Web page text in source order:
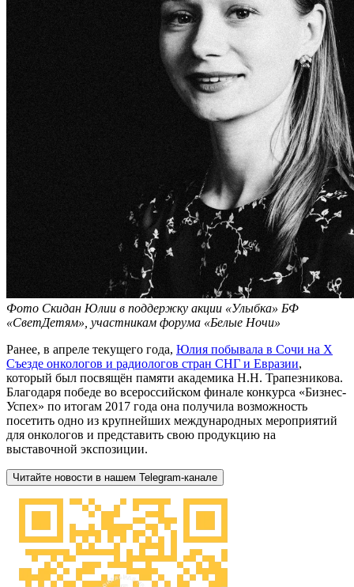
Фото Скидан Юлии в поддержку акции «Улыбка» БФ
«СветДетям», участникам форума «Белые Ночи»
Ранее, в апреле текущего года, Юлия побывала в Сочи на X
Съезде онкологов и радиологов стран СНГ и Евразии,
который был посвящён памяти академика Н.Н. Трапезникова.
Благодаря победе во всероссийском финале конкурса «Бизнес-
Успех» по итогам 2017 года она получила возможность
посетить одно из крупнейших международных мероприятий
для онкологов и представить свою продукцию на
выставочной экспозиции.
Читайте новости в нашем Telegram-канале